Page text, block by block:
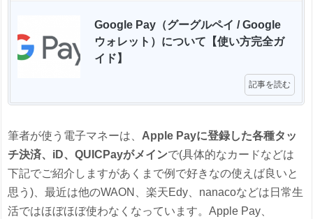
Google Pay（グーグルペイ / Google
ウォレット）について【使い方完全ガ
イド】
記事を読む
筆者が使う電子マネーは、 Apple Payに登録した各種タッ
チ決済、iD、QUICPayがメインで(具体的なカードなどは
下記でご紹介しますがあくまで例で好きなの使えば良いと
思う)、最近は他のWAON、楽天Edy、nanacoなどは日常生
活ではほぼほぼ使わなくなっています。Apple Pay、